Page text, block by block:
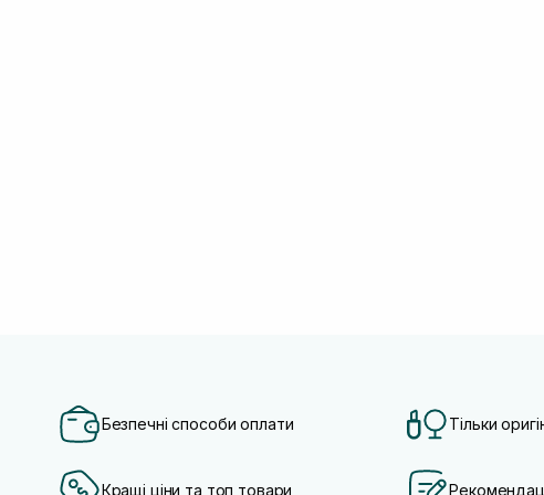
Безпечні способи оплати Тільки
Кращі ціни та топ товари